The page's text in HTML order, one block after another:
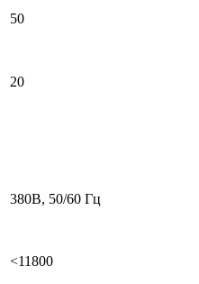
50
20
380В, 50/60 Гц
<11800